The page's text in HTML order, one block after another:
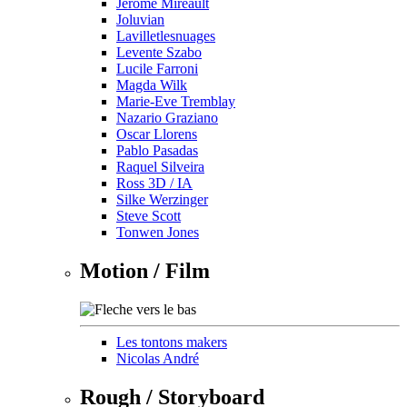
Joluvian
Lavilletlesnuages
Levente Szabo
Lucile Farroni
Magda Wilk
Marie-Eve Tremblay
Nazario Graziano
Oscar Llorens
Pablo Pasadas
Raquel Silveira
Ross 3D / IA
Silke Werzinger
Steve Scott
Tonwen Jones
Motion / Film
Les tontons makers
Nicolas André
Rough / Storyboard